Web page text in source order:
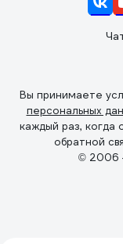
Вы принимаете
персональных
каждый раз, когда
обратной
© 2006